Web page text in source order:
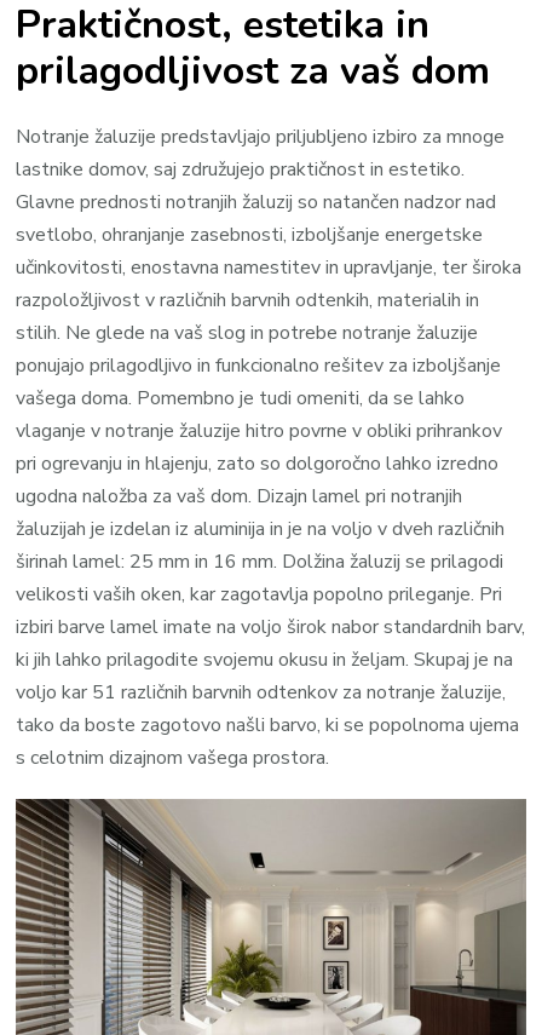
Praktičnost, estetika in
prilagodljivost za vaš dom
Notranje žaluzije predstavljajo priljubljeno izbiro za mnoge
lastnike domov, saj združujejo praktičnost in estetiko.
Glavne prednosti notranjih žaluzij so natančen nadzor nad
svetlobo, ohranjanje zasebnosti, izboljšanje energetske
učinkovitosti, enostavna namestitev in upravljanje, ter široka
razpoložljivost v različnih barvnih odtenkih, materialih in
stilih. Ne glede na vaš slog in potrebe notranje žaluzije
ponujajo prilagodljivo in funkcionalno rešitev za izboljšanje
vašega doma. Pomembno je tudi omeniti, da se lahko
vlaganje v notranje žaluzije hitro povrne v obliki prihrankov
pri ogrevanju in hlajenju, zato so dolgoročno lahko izredno
ugodna naložba za vaš dom. Dizajn lamel pri notranjih
žaluzijah je izdelan iz aluminija in je na voljo v dveh različnih
širinah lamel: 25 mm in 16 mm. Dolžina žaluzij se prilagodi
velikosti vaših oken, kar zagotavlja popolno prileganje. Pri
izbiri barve lamel imate na voljo širok nabor standardnih barv,
ki jih lahko prilagodite svojemu okusu in željam. Skupaj je na
voljo kar 51 različnih barvnih odtenkov za notranje žaluzije,
tako da boste zagotovo našli barvo, ki se popolnoma ujema
s celotnim dizajnom vašega prostora.